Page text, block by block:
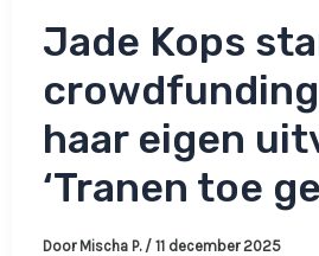
Jade Kops
haar eigen
‘Tranen toe
Door Mischa P. / 11 december 2025